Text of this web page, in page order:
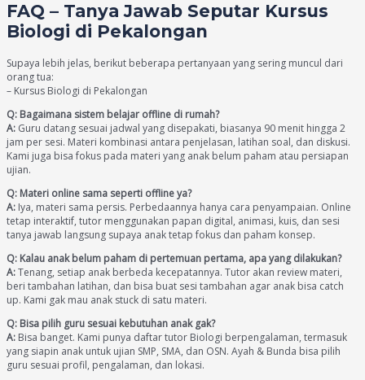
FAQ – Tanya Jawab Seputar Kursus
Biologi di Pekalongan
Supaya lebih jelas, berikut beberapa pertanyaan yang sering muncul dari
orang tua:
– Kursus Biologi di Pekalongan
Q: Bagaimana sistem belajar offline di rumah?
A: Guru datang sesuai jadwal yang disepakati, biasanya 90 menit hingga 2
jam per sesi. Materi kombinasi antara penjelasan, latihan soal, dan diskusi.
Kami juga bisa fokus pada materi yang anak belum paham atau persiapan
ujian.
Q: Materi online sama seperti offline ya?
A: Iya, materi sama persis. Perbedaannya hanya cara penyampaian. Online
tetap interaktif, tutor menggunakan papan digital, animasi, kuis, dan sesi
tanya jawab langsung supaya anak tetap fokus dan paham konsep.
Q: Kalau anak belum paham di pertemuan pertama, apa yang dilakukan?
A:Tenang, setiap anak berbeda kecepatannya. Tutor akan review materi,
beri tambahan latihan, dan bisa buat sesi tambahan agar anak bisa catch
up. Kami gak mau anak stuck di satu materi.
Q: Bisa pilih guru sesuai kebutuhan anak gak?
A: Bisa banget. Kami punya daftar tutor Biologi berpengalaman, termasuk
yang siapin anak untuk ujian SMP, SMA, dan OSN. Ayah & Bunda bisa pilih
guru sesuai profil, pengalaman, dan lokasi.